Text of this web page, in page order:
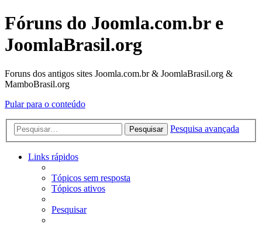
Fóruns do Joomla.com.br e
JoomlaBrasil.org
Foruns dos antigos sites Joomla.com.br & JoomlaBrasil.org &
MamboBrasil.org
Pular para o conteúdo
Pesquisar Pesquisa avançada
Links rápidos
Tópicos sem resposta
Tópicos ativos
Pesquisar